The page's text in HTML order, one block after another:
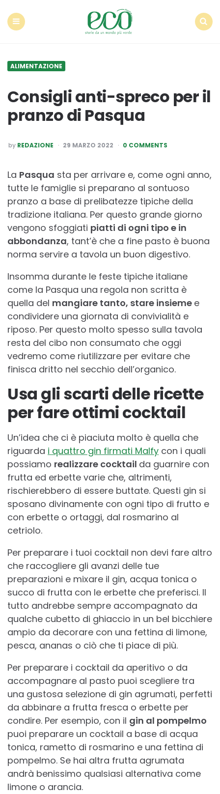
ALIMENTAZIONE
Consigli anti-spreco per il
pranzo di Pasqua
POSTED
BY
by REDAZIONE 29 MARZO 2022 0 COMMENTS
La Pasqua sta per arrivare e, come ogni anno,
tutte le famiglie si preparano al sontuoso
pranzo a base di prelibatezze tipiche della
tradizione italiana. Per questo grande giorno
vengono sfoggiati piatti di ogni tipo e in
abbondanza, tant’è che a fine pasto è buona
norma servire a tavola un buon digestivo.
Insomma durante le feste tipiche italiane
come la Pasqua una regola non scritta è
quella del mangiare tanto, stare insieme e
condividere una giornata di convivialità e
riposo. Per questo molto spesso sulla tavola
resta del cibo non consumato che oggi
vedremo come riutilizzare per evitare che
finisca dritto nel secchio dell’organico.
Usa gli scarti delle ricette
per fare ottimi cocktail
Un’idea che ci è piaciuta molto è quella che
riguarda i quattro gin firmati Malfy con i quali
possiamo realizzare cocktail da guarnire con
frutta ed erbette varie che, altrimenti,
rischierebbero di essere buttate. Questi gin si
sposano divinamente con ogni tipo di frutto e
con erbette o ortaggi, dal rosmarino al
cetriolo.
Per preparare i tuoi cocktail non devi fare altro
che raccogliere gli avanzi delle tue
preparazioni e mixare il gin, acqua tonica o
succo di frutta con le erbette che preferisci. Il
tutto andrebbe sempre accompagnato da
qualche cubetto di ghiaccio in un bel bicchiere
ampio da decorare con una fettina di limone,
pesca, ananas o ciò che ti piace di più.
Per preparare i cocktail da aperitivo o da
accompagnare al pasto puoi scegliere tra
una gustosa selezione di gin agrumati, perfetti
da abbinare a frutta fresca o erbette per
condire. Per esempio, con il gin al pompelmo
puoi preparare un cocktail a base di acqua
tonica, rametto di rosmarino e una fettina di
pompelmo. Se hai altra frutta agrumata
andrà benissimo qualsiasi alternativa come
limone o arancia.